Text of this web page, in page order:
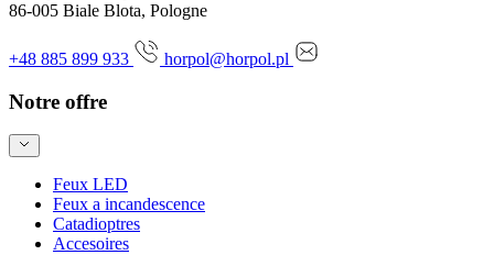
86-005 Biale Blota, Pologne
+48 885 899 933 horpol@horpol.pl
Notre offre
Feux LED
Feux a incandescence
Catadioptres
Accesoires